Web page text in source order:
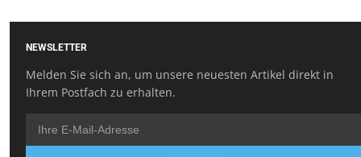
NEWSLETTER
Melden Sie sich an, um unsere neuesten Artikel direkt in
Ihrem Postfach zu erhalten.